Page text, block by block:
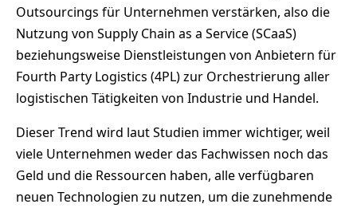
Outsourcings für Unternehmen verstärken, also die
Nutzung von Supply Chain as a Service (SCaaS)
beziehungsweise Dienstleistungen von Anbietern für
Fourth Party Logistics (4PL) zur Orchestrierung aller
logistischen Tätigkeiten von Industrie und Handel.
Dieser Trend wird laut Studien immer wichtiger, weil
viele Unternehmen weder das Fachwissen noch das
Geld und die Ressourcen haben, alle verfügbaren
neuen Technologien zu nutzen, um die zunehmende